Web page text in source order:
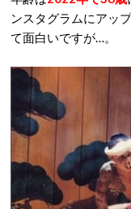
ンスタグラムにアッ
て面白いですが…。